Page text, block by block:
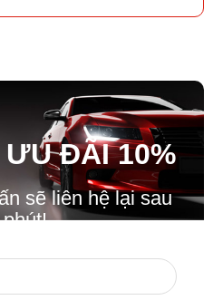
ƯU ĐÃI10%
sẽ liên hệ lại sau